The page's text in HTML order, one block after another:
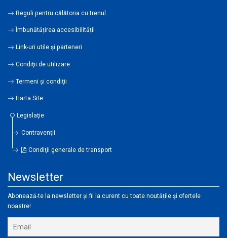
Reguli pentru călătoria cu trenul
Îmbunătățirea accesibilității
Link-uri utile şi parteneri
Condiţii de utilizare
Termeni şi condiţii
Harta Site
Legislaţie
Contravenţii
Condiţii generale de transport
Newsletter
Abonează-te la newsletter și fii la curent cu toate noutățile și ofertele
noastre!